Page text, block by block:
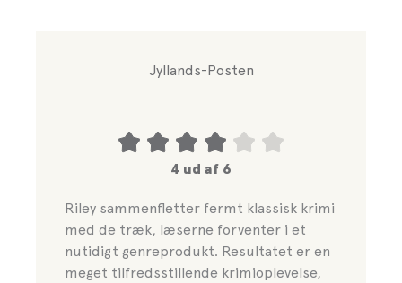
Jyllands-Posten
4 ud af 6
Riley sammenfletter fermt klassisk krimi
med de træk, læserne forventer i et
nutidigt genreprodukt. Resultatet er en
meget tilfredsstillende krimioplevelse,